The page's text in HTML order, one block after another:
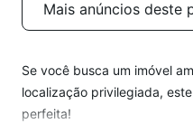
Mais anúncios deste
Se você busca um imóvel
localização privilegiada,
perfeita!